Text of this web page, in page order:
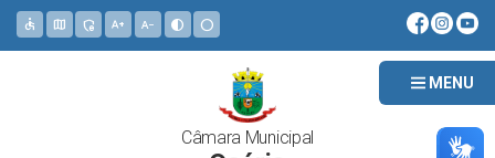
MENU
accessible map admin_panel_settings text_increase text_decrease contrast circle
Câmara Municipal